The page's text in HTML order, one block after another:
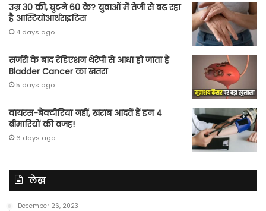
उम्र 30 की, घुटने 60 के? युवाओं में तेजी से बढ़ रहा
है आस्टियोआर्थराइटिस
4 days ago
सर्जरी के बाद रेडिएशन थेरेपी से आधा हो जाता है
Bladder Cancer का खतरा
5 days ago
वायरस-बैक्टीरिया नहीं, खराब आदतें हैं इन 4
बीमारियों की वजह!
6 days ago
लेख
December 26, 2023